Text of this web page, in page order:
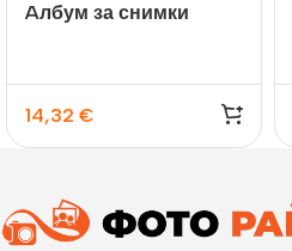
Aлбум за снимки
14,32 €